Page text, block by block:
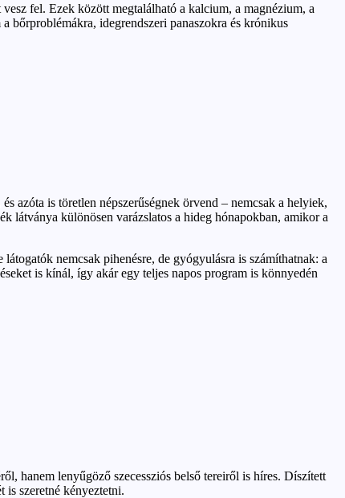
fel. Ezek között megtalálható a kalcium, a magnézium, a
bőrproblémákra, idegrendszeri panaszokra és krónikus
azóta is töretlen népszerűségnek örvend – nemcsak a helyiek,
látványa különösen varázslatos a hideg hónapokban, amikor a
nemcsak pihenésre, de gyógyulásra is számíthatnak: a
is kínál, így akár egy teljes napos program is könnyedén
hanem lenyűgöző szecessziós belső tereiről is híres. Díszített
is szeretné kényeztetni.